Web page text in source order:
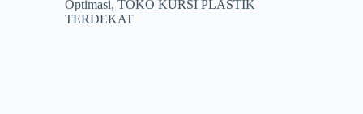
Optimasi, TOKO KURSI PLASTIK
TERDEKAT